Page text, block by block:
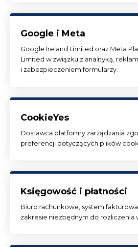
Google i Meta
Google Ireland Limited oraz Meta
Limited w związku z analityką,
i zabezpieczeniem formularzy.
CookieYes
Dostawca platformy zarządzania
preferencji dotyczących plików
Księgowość i płatności
Biuro rachunkowe, system
zakresie niezbędnym do rozliczenia